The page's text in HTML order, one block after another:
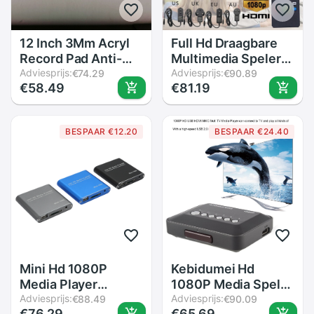
12 Inch 3Mm Acryl
Record Pad Anti-
Statische Lp Vinyl
Mat Slipmat Voor
Draaitafel
Adviesprijs:€74.29
€58.49
Full Hd Draagbare
Multimedia Speler
Video Speler 1080P
H.264
Av/Hdmi/Vga-
uitgang Usb Externe
Hdd Media speler
Voor Mkv Rmvb
Adviesprijs:€90.89
€81.19
BESPAAR €12.20
Mini Hd 1080P
Media Player
Reclame Speler
Adviesprijs:€88.49
BESPAAR €24.40
Kebidumei Hd
1080P Media Speler
Dc 5V 2A Usb Box
Adviesprijs:€90.09